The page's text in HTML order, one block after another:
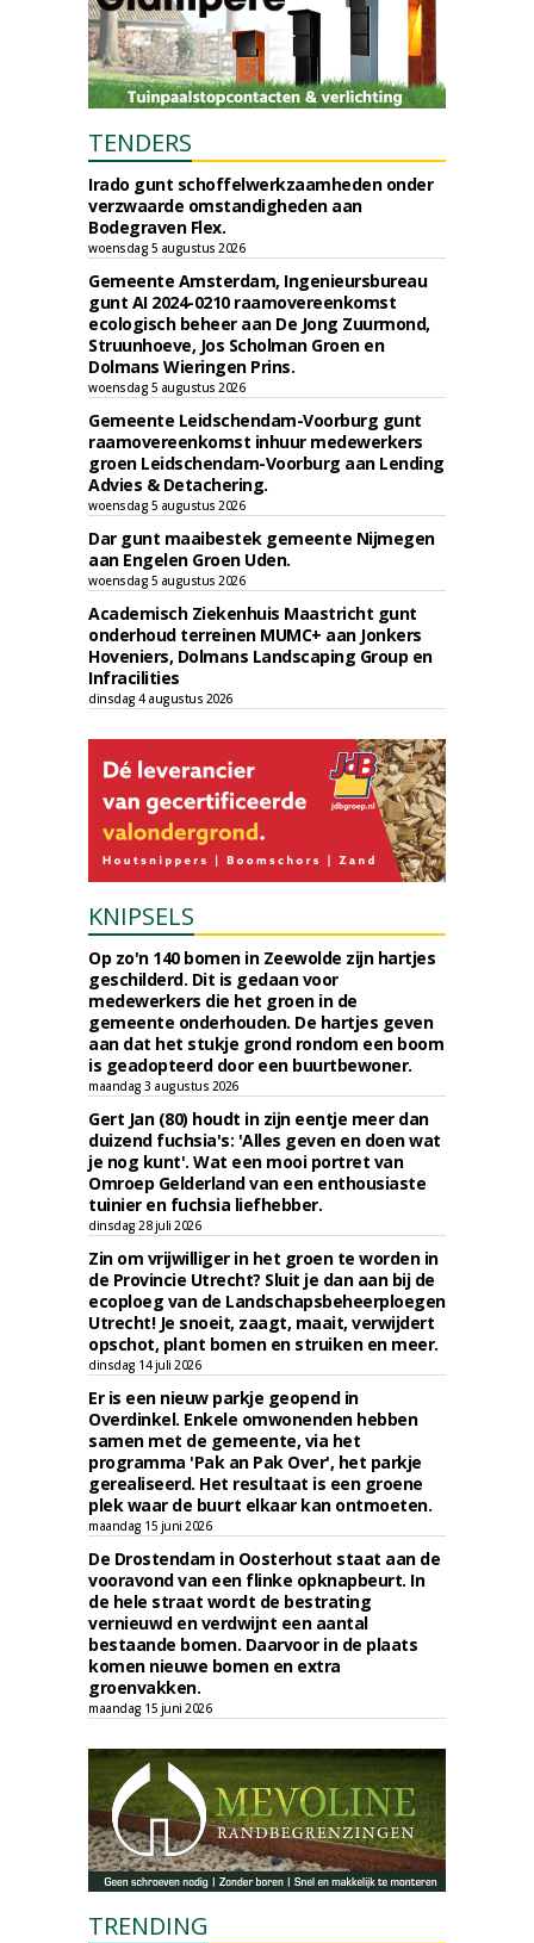
TENDERS
Irado gunt schoffelwerkzaamheden onder
verzwaarde omstandigheden aan
Bodegraven Flex.
woensdag 5 augustus 2026
Gemeente Amsterdam, Ingenieursbureau
gunt AI 2024-0210 raamovereenkomst
ecologisch beheer aan De Jong Zuurmond,
Struunhoeve, Jos Scholman Groen en
Dolmans Wieringen Prins.
woensdag 5 augustus 2026
Gemeente Leidschendam-Voorburg gunt
raamovereenkomst inhuur medewerkers
groen Leidschendam-Voorburg aan Lending
Advies & Detachering.
woensdag 5 augustus 2026
Dar gunt maaibestek gemeente Nijmegen
aan Engelen Groen Uden.
woensdag 5 augustus 2026
Academisch Ziekenhuis Maastricht gunt
onderhoud terreinen MUMC+ aan Jonkers
Hoveniers, Dolmans Landscaping Group en
Infracilities
dinsdag 4 augustus 2026
KNIPSELS
Op zo'n 140 bomen in Zeewolde zijn hartjes
geschilderd. Dit is gedaan voor
medewerkers die het groen in de
gemeente onderhouden. De hartjes geven
aan dat het stukje grond rondom een boom
is geadopteerd door een buurtbewoner.
maandag 3 augustus 2026
Gert Jan (80) houdt in zijn eentje meer dan
duizend fuchsia's: 'Alles geven en doen wat
je nog kunt'. Wat een mooi portret van
Omroep Gelderland van een enthousiaste
tuinier en fuchsia liefhebber.
dinsdag 28 juli 2026
Zin om vrijwilliger in het groen te worden in
de Provincie Utrecht? Sluit je dan aan bij de
ecoploeg van de Landschapsbeheerploegen
Utrecht! Je snoeit, zaagt, maait, verwijdert
opschot, plant bomen en struiken en meer.
dinsdag 14 juli 2026
Er is een nieuw parkje geopend in
Overdinkel. Enkele omwonenden hebben
samen met de gemeente, via het
programma 'Pak an Pak Over', het parkje
gerealiseerd. Het resultaat is een groene
plek waar de buurt elkaar kan ontmoeten.
maandag 15 juni 2026
De Drostendam in Oosterhout staat aan de
vooravond van een flinke opknapbeurt. In
de hele straat wordt de bestrating
vernieuwd en verdwijnt een aantal
bestaande bomen. Daarvoor in de plaats
komen nieuwe bomen en extra
groenvakken.
maandag 15 juni 2026
TRENDING